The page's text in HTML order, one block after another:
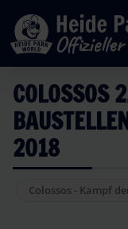
COLOSSOS
2018
Colossos - Kampf